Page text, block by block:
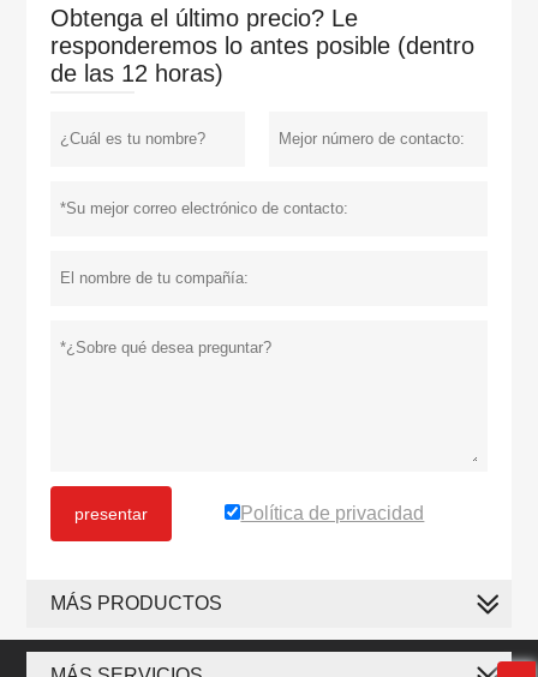
Obtenga el último precio? Le
responderemos lo antes posible (dentro
de las 12 horas)
presentar Política de privacidad
MÁS PRODUCTOS